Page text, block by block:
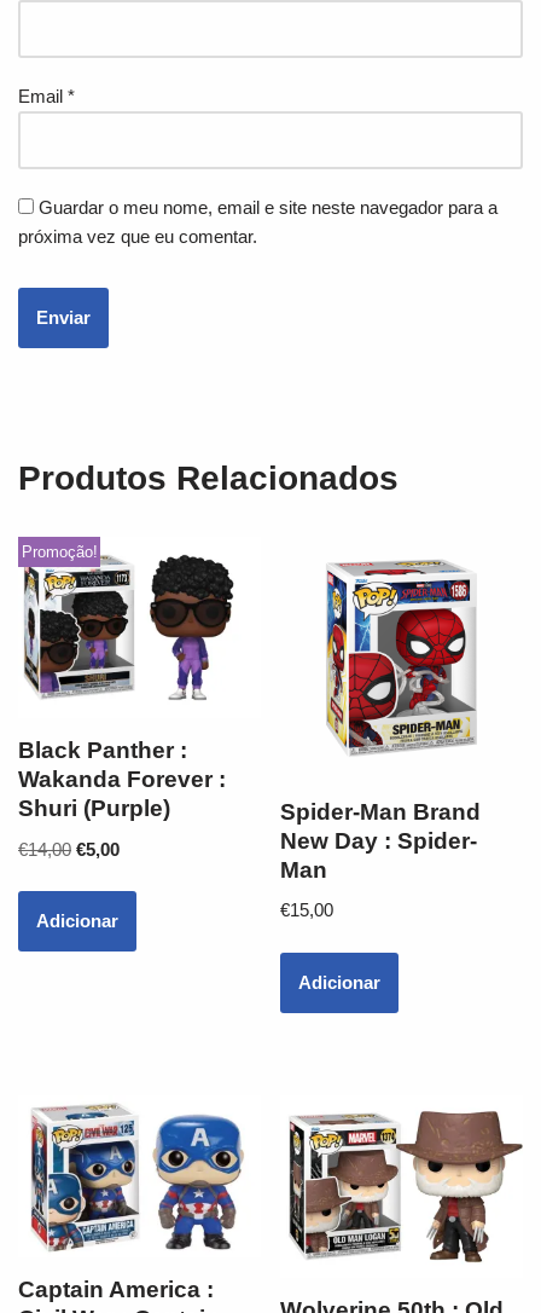
Email *
Guardar o meu nome, email e site neste navegador para a
próxima vez que eu comentar.
Produtos Relacionados
Promoção!
Black Panther :
Wakanda Forever :
Shuri (Purple)
€14,00 €5,00
Adicionar
Spider-Man Brand
New Day : Spider-
Man
€15,00
Adicionar
Captain America :